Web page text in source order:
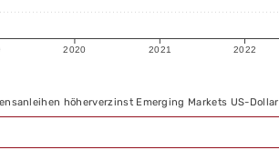
2020 2021 2022
höherverzinst Emerging Markets US-Dollar